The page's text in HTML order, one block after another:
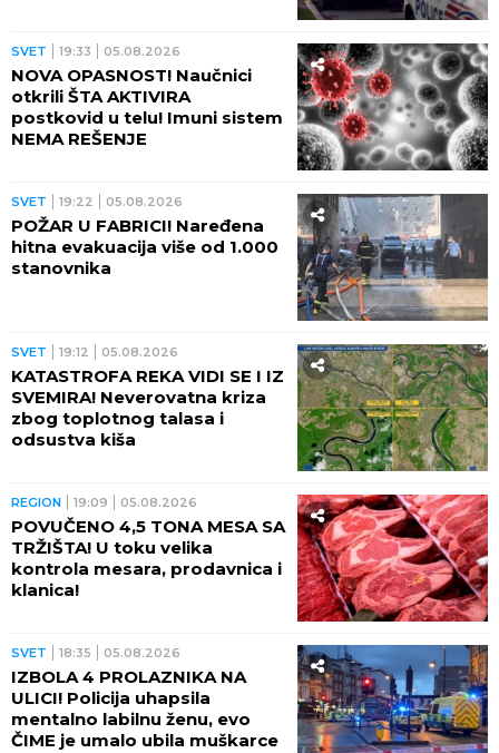
SVET 19:33 05.08.2026
NOVA OPASNOST! Naučnici
otkrili ŠTA AKTIVIRA
postkovid u telu! Imuni sistem
NEMA REŠENJE
SVET 19:22 05.08.2026
POŽAR U FABRICI! Naređena
hitna evakuacija više od 1.000
stanovnika
SVET 19:12 05.08.2026
KATASTROFA REKA VIDI SE I IZ
SVEMIRA! Neverovatna kriza
zbog toplotnog talasa i
odsustva kiša
REGION 19:09 05.08.2026
POVUČENO 4,5 TONA MESA SA
TRŽIŠTA! U toku velika
kontrola mesara, prodavnica i
klanica!
SVET 18:35 05.08.2026
IZBOLA 4 PROLAZNIKA NA
ULICI! Policija uhapsila
mentalno labilnu ženu, evo
ČIME je umalo ubila muškarce